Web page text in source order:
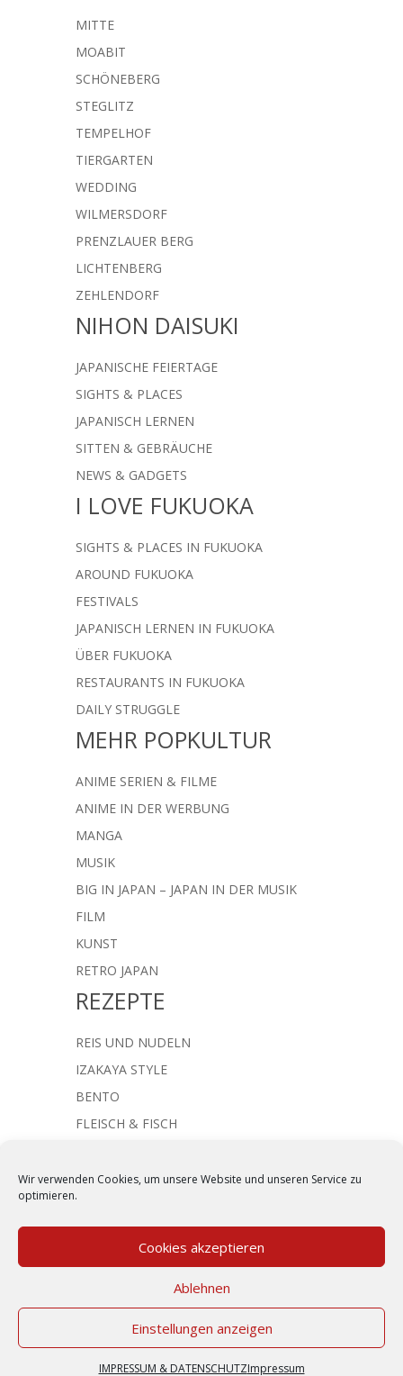
Wir verwenden Cookies, um unsere Website und unseren Service zu
optimieren.
Cookies akzeptieren
Ablehnen
Einstellungen anzeigen
IMPRESSUM & DATENSCHUTZImpressum
MITTE
MOABIT
SCHÖNEBERG
STEGLITZ
TEMPELHOF
TIERGARTEN
WEDDING
WILMERSDORF
PRENZLAUER BERG
LICHTENBERG
ZEHLENDORF
NIHON DAISUKI
JAPANISCHE FEIERTAGE
SIGHTS & PLACES
JAPANISCH LERNEN
SITTEN & GEBRÄUCHE
NEWS & GADGETS
I LOVE FUKUOKA
SIGHTS & PLACES IN FUKUOKA
AROUND FUKUOKA
FESTIVALS
JAPANISCH LERNEN IN FUKUOKA
ÜBER FUKUOKA
RESTAURANTS IN FUKUOKA
DAILY STRUGGLE
MEHR POPKULTUR
ANIME SERIEN & FILME
ANIME IN DER WERBUNG
MANGA
MUSIK
BIG IN JAPAN – JAPAN IN DER MUSIK
FILM
KUNST
RETRO JAPAN
REZEPTE
REIS UND NUDELN
IZAKAYA STYLE
BENTO
FLEISCH & FISCH
NACHTISCH & SÜSSES
Kommentar absenden
Du musstangemeldetsein, um einen
Kommentar abzugeben.
IMPRESSUM & DATENSCHUTZ|KONTAKT